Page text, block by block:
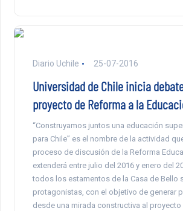
Diario Uchile 25-07-2016
Universidad de Chile inicia
proyecto de Reforma a la
“Construyamos juntos una educación
para Chile” es el nombre de la actividad
proceso de discusión de la Reforma
extenderá entre julio del 2016 y enero del
todos los estamentos de la Casa de Bello
protagonistas, con el objetivo de generar
desde una mirada constructiva al proyecto